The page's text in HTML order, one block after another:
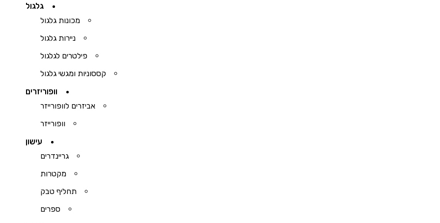
גלגול
מכונות גלגול
ניירות גלגול
פילטרים לגלגול
קססוניות ומגשי גלגול
וופוריזרים
אביזרים לוופורייזר
וופורייזר
עישון
גריינדרים
מקטרות
תחליף טבק
ספרים